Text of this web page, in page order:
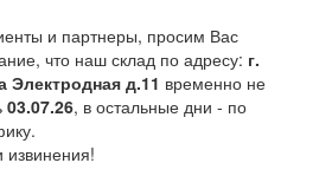
и партнеры, просим Вас
что наш склад по адресу: г.
Электродная д.11 временно не
03.07.26, в остальные дни - по